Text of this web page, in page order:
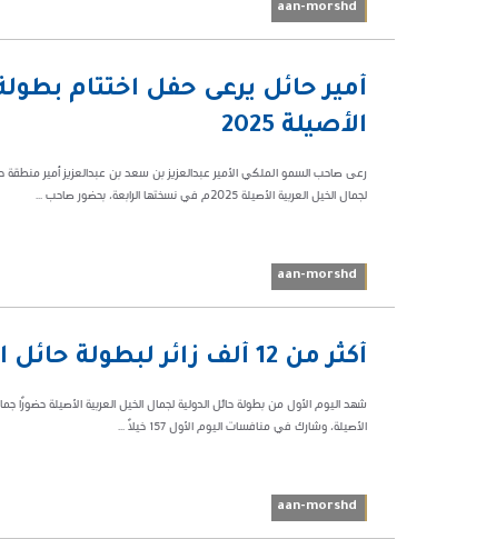
aan-morshd
أمير حائل يرعى حفل اختتام
الأصيلة 2025
رعى صاحب السمو الملكي الأمير عبدالعزيز بن سعد بن عبدالعزيز أمير منطقة
لجمال الخيل العربية الأصيلة 2025م في نسختها الرابعة، بحضور صاحب ...
aan-morshd
أكثر من 12 ألف زائر لبطولة حائل الدولية لجمال الخيل العربية الأصيلة
شهد اليوم الأول من بطولة حائل الدولية لجمال الخيل العربية الأصيلة
الأصيلة، وشارك في منافسات اليوم الأول 157 خيلًا ...
aan-morshd